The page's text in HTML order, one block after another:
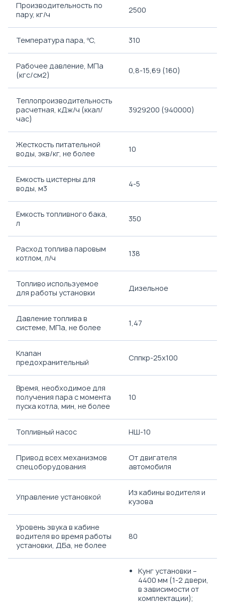
Производительность по
пару, кг/ч
2500
Температура пара, ºС, 310
Рабочее давление, МПа
(кгс/см2)
0,8-15,69 (160)
Теплопроизводительность
расчетная, кДж/ч (ккал/
час)
3929200 (940000)
Жесткость питательной
воды, экв/кг, не более
10
Емкость цистерны для
воды, м3
4-5
Емкость топливного бака,
л
350
Расход топлива паровым
котлом, л/ч
138
Топливо используемое
для работы установки
Дизельное
Давление топлива в
системе, МПа, не более
1,47
Клапан
предохранительный
Сппкр-25х100
Время, необходимое для
получения пара с момента
пуска котла, мин, не более
10
Топливный насос НШ-10
Привод всех механизмов
спецоборудования
От двигателя
автомобиля
Управление установкой
Из кабины водителя и
кузова
Уровень звука в кабине
водителя во время работы
установки, ДБа, не более
80
Кунг установки –
4400 мм (1-2 двери,
в зависимости от
комплектации);